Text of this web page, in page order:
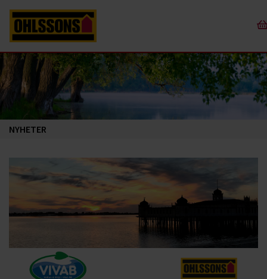
NYHETER